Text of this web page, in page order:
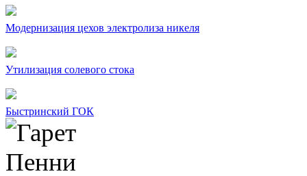
Модернизация цехов электролиза никеля
Утилизация солевого стока
Быстринский ГОК